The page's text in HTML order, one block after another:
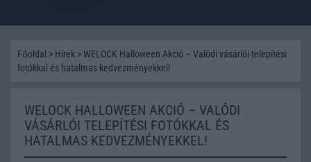
Főoldal > Hírek >WELOCK Halloween Akció – Valódi vásárlói telepítési
fotókkal és hatalmas kedvezményekkel!
WELOCK HALLOWEEN AKCIÓ – VALÓDI
VÁSÁRLÓI TELEPÍTÉSI FOTÓKKAL ÉS
HATALMAS KEDVEZMÉNYEKKEL!